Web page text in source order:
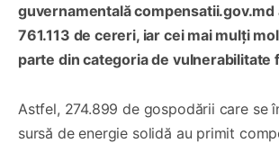
guvernamentală
761.113 de cereri, iar cei mai mulți
parte din categoria de vulnerabilitate
Astfel, 274.899 de gospodării care se
sursă de energie solidă au primit